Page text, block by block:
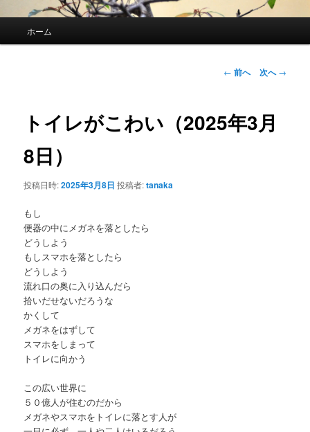
メ
コ
ン
テ
ン
ツ
へ
移
動
ホーム
投
ビ
ゲ
← 前へ 次へ→
トイレがこわい（2025年3月
8日）
投稿日時:2025年3月8日 投稿者:tanaka
もし
便器の中にメガネを落としたら
どうしよう
もしスマホを落としたら
どうしよう
流れ口の奥に入り込んだら
拾いだせないだろうな
かくして
メガネをはずして
スマホをしまって
トイレに向かう
この広い世界に
５０億人が住むのだから
メガネやスマホをトイレに落とす人が